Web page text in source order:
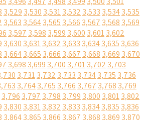
3,529 3,530 3,5313,532 3,533 3,5343,535
3,563 3,5643,565 3,566 3,567 3,568 3,569
3,597 3,598 3,599 3,600 3,6013,602
3,630 3,6313,632 3,633 3,6343,635 3,636
3,6643,665 3,666 3,667 3,668 3,669 3,670
3,698 3,699 3,700 3,7013,702 3,703
3,7313,732 3,733 3,7343,735 3,736
3,7643,765 3,766 3,767 3,768 3,769
3,796 3,797 3,798 3,799 3,800 3,8013,802
3,830 3,8313,832 3,833 3,8343,835 3,836
3,8643,865 3,866 3,867 3,868 3,869 3,870